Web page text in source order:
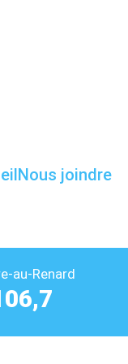
Nous joindre
au-Renard